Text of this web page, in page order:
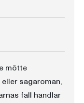
mötte
eller sagaroman,
fall handlar